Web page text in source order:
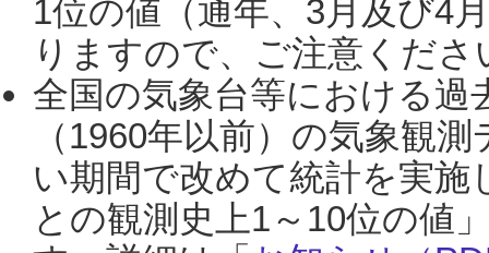
1位の値（通年、3月及び4
りますので、ご注意くだ
全国の気象台等における過
（1960年以前）の気象観
い期間で改めて統計を実
との観測史上1～10位の値